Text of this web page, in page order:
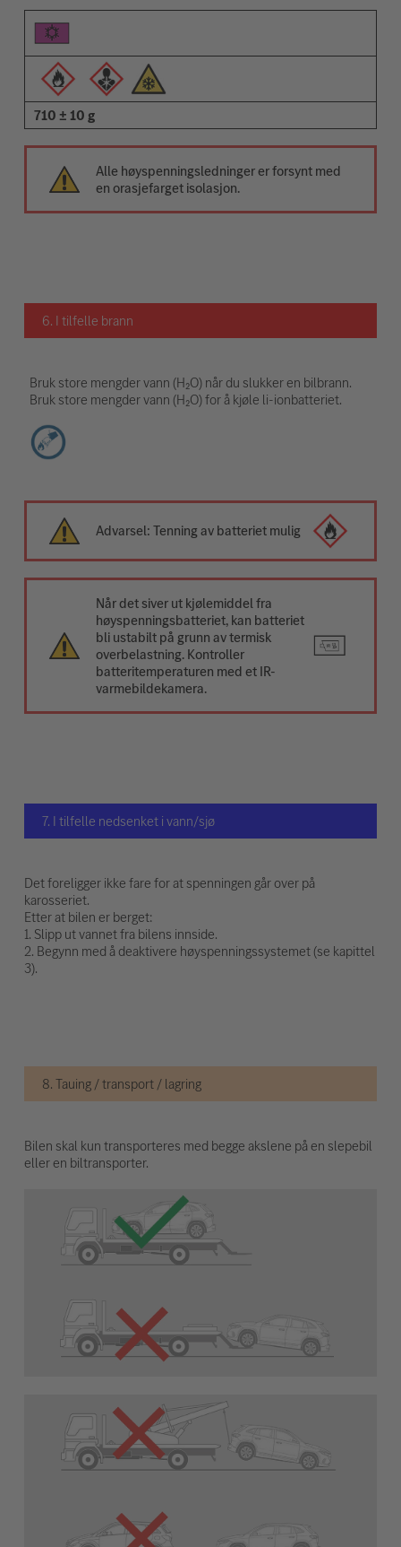
710 ± 10 g
Alle høyspenningsledninger er forsynt med
en orasjefarget isolasjon.
6. I tilfelle brann
Bruk store mengder vann (H₂O) når du slukker en bilbrann.
Bruk store mengder vann (H₂O) for å kjøle li-ionbatteriet.
Advarsel: Tenning av batteriet mulig
Når det siver ut kjølemiddel fra
høyspenningsbatteriet, kan batteriet
bli ustabilt på grunn av termisk
overbelastning. Kontroller
batteritemperaturen med et IR-
varmebildekamera.
7. I tilfelle nedsenket i vann/sjø
Det foreligger ikke fare for at spenningen går over på
karosseriet.
Etter at bilen er berget:
1. Slipp ut vannet fra bilens innside.
2. Begynn med å deaktivere høyspenningssystemet (se kapittel
3).
8. Tauing / transport / lagring
Bilen skal kun transporteres med begge akslene på en slepebil
eller en biltransporter.